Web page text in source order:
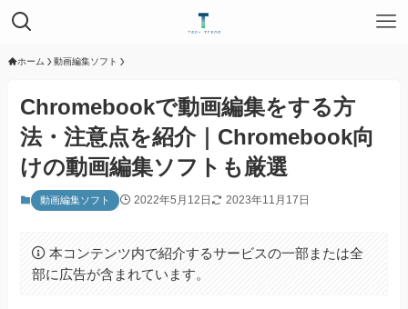
ホーム 動画編集ソフト
Chromebookで動画編集をする方
法・注意点を紹介｜Chromebook向
けの動画編集ソフトも厳選
動画編集ソフト 2022年5月12日 2023年11月17日
本コンテンツ内で紹介するサービスの一部または全
部に広告が含まれています。